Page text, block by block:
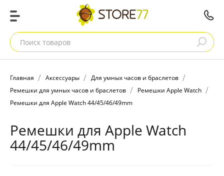
Поиск товаров
Главная Аксессуары
Для умных часов и браслетов
Ремешки для умных часов и браслетов
Ремешки Apple Watch
Ремешки для Apple Watch 44/45/46/49mm
Ремешки для Apple Watch
44/45/46/49mm